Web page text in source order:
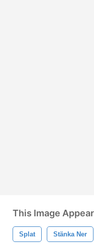
This Image
Splat Stänka Ner